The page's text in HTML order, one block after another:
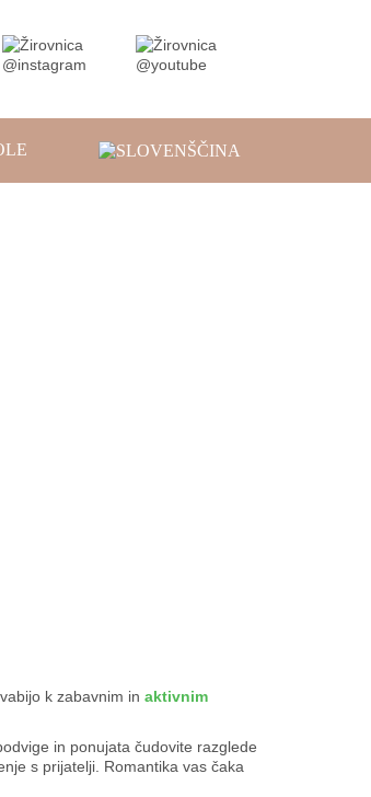
k zabavnim in aktivnim
in ponujata čudovite razglede
s prijatelji. Romantika vas čaka